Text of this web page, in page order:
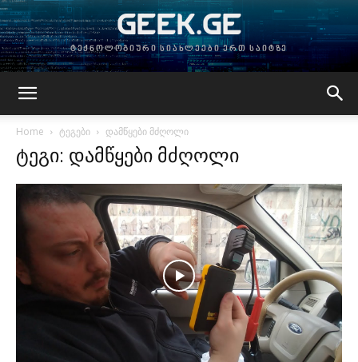
GEEK.GE
ტექნოლოგიური სიახლეები ერთ საიტზე
Home ტეგები დამწყები მძღოლი
ტეგი: დამწყები მძღოლი